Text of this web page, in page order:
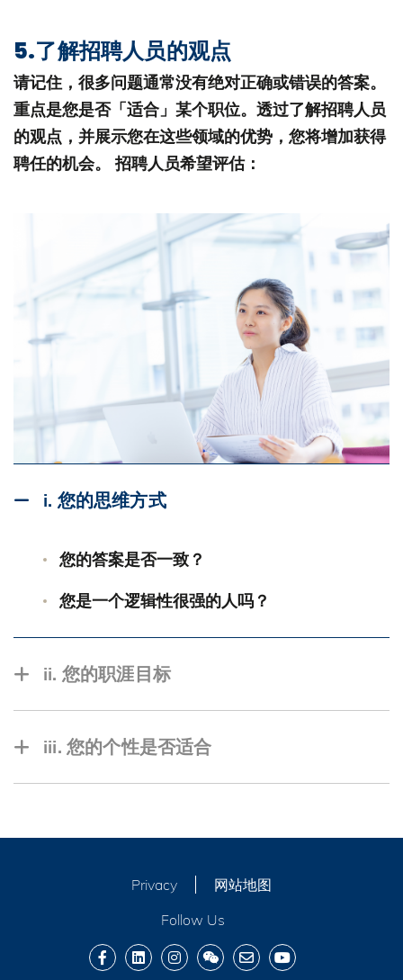
5.了解招聘人员的观点
请记住，很多问题通常没有绝对正确或错误的答案。
重点是您是否「适合」某个职位。透过了解招聘人员
的观点，并展示您在这些领域的优势，您将增加获得
聘任的机会。 招聘人员希望评估：
i. 您的思维方式
您的答案是否一致？
您是一个逻辑性很强的人吗？
ii. 您的职涯目标
您是否太进取，以致于公司无法达到您的期
望？
iii. 您的个性是否适合
Privacy
网站地图
Follow Us